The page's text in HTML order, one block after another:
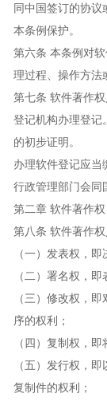
同中国签订的协
本条例保护。
第六条 本条例对
理过程、操作方法
第七条 软件著作
登记机构办理登记
的初步证明。
办理软件登记应当
行政管理部门会同
第二章 软件著作权
第八条 软件著作
（一）发表权，
（二）署名权，
（三）修改权，
序的权利；
（四）复制权，
（五）发行权，
复制件的权利；